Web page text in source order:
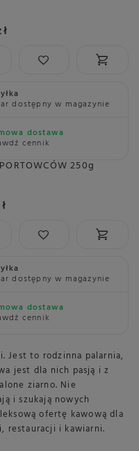
dostępny w magazynie
dostawa
cennik
250g
dostępny w magazynie
dostawa
cennik
Jest to rodzinna palarnia,
jest dla nich pasją i z
ziarno. Nie
i szukają nowych
ofertę kawową dla
restauracji i kawiarni.